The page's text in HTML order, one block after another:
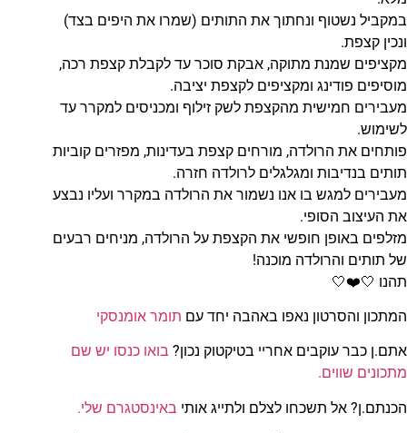
במקביל נשטוף ונחתוך את התותים (שמרו את היפים בצד)
ונכין קצפת.
מקציפים שמנת מתוקה, אבקת סוכר עד לקבלת קצפת רכה,
מוסיפים פודינג ומקציפים לקצפת יציבה.
מעבירים חמישית מהקצפת לשק זילוף ומכניסים למקרר עד
לשימוש.
פותחים את הרולדה, מורחים קצפת בעדינות, מפזרים קוביות
תותים בנדיבות ומגלגלים לרולדה חזרה.
מעבירים למגש בו אנו נשמור את הרולדה במקרר ועליו נבצע
את העיצוב הסופי.
מזלפים באופן חופשי את הקצפת על הרולדה, מניחים רבעים
של תותים והרולדה מוכנה!
תהנו 🤍❤️🤍
המתכון והסרטון נאפו באהבה יחד עם תומר אומנסקי
אתם.ן כבר עוקבים אחריי בטיקטוק נכון? בואו כנסו יש שם
מתכונים שווים.
הכנתם.ן? אל תשכחו לצלם ולתייג אותי באינסטגרם שלי.